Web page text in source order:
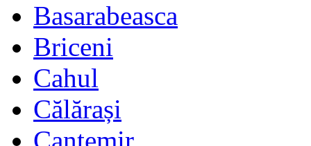
Basarabeasca
Briceni
Cahul
Călărași